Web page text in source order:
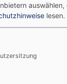
lesen.